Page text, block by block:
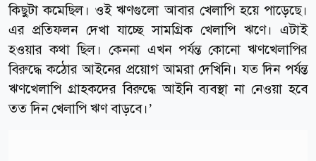
কিছুটা কমেছিল। ওই ঋণগুলো আবার খেলাপি হয়ে পাড়েছে।
এর প্রতিফলন দেখা যাচ্ছে সামগ্রিক খেলাপি ঋণে। এটাই
হওয়ার কথা ছিল। কেননা এখন পর্যন্ত কোনো ঋণখেলাপির
বিরুদ্ধে কঠোর আইনের প্রয়োগ আমরা দেখিনি। যত দিন পর্যন্ত
ঋণখেলাপি গ্রাহকদের বিরুদ্ধে আইনি ব্যবস্থা না নেওয়া হবে
তত দিন খেলাপি ঋণ বাড়বে।’